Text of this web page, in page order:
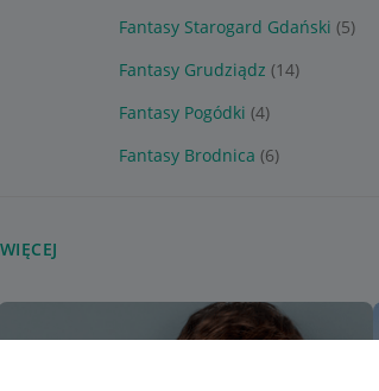
Fantasy Starogard Gdański (5)
Fantasy Grudziądz (14)
Fantasy Pogódki (4)
Fantasy Brodnica (6)